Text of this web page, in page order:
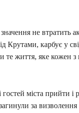
не втратить
Крутами, карбує у
те життя, яке кожен
міста прийти і
за